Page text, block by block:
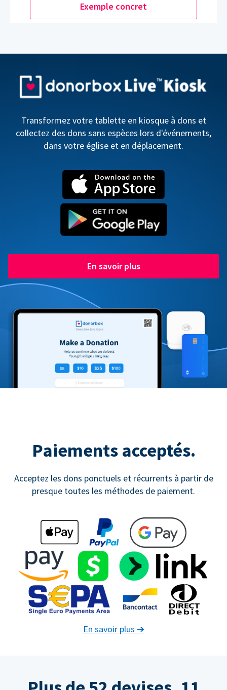
Exemple concret
Transformez votre tablette en kiosque à dons et
collectez des dons sans espèces lors d'événements,
dans votre église et en déplacement.
En savoir plus
Paiements acceptés.
Acceptez les dons ponctuels et récurrents à partir de
presque toutes les méthodes de paiement.
En savoir plus ➔